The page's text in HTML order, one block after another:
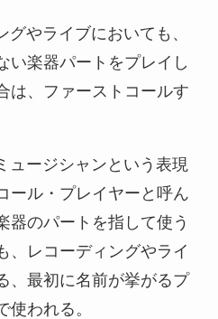
やライブにおいても、
い楽器パートをプレイし
は、ファーストコールす
ュージシャンという表現
ール・プレイヤーと呼ん
器のパートを指して使う
、レコーディングやライ
、最初に名前が挙がるプ
使われる。